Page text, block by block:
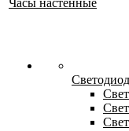
Часы настенные